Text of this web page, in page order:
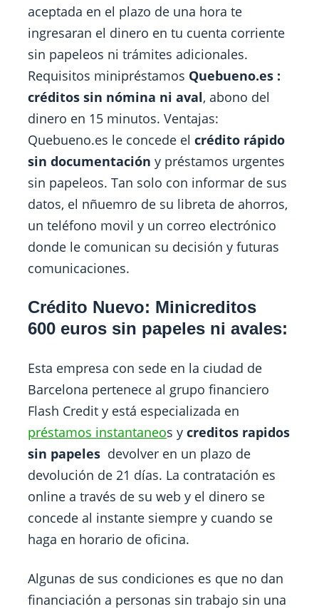
aceptada en el plazo de una hora te
ingresaran el dinero en tu cuenta corriente
sin papeleos ni trámites adicionales.
Requisitos minipréstamos Quebueno.es :
créditos sin nómina ni aval, abono del
dinero en 15 minutos. Ventajas:
Quebueno.es le concede elcrédito rápido
sin documentacióny préstamos urgentes
sin papeleos. Tan solo con informar de sus
datos, el nñuemro de su libreta de ahorros,
un teléfono movil y un correo electrónico
donde le comunican su decisión y futuras
comunicaciones.
Crédito Nuevo: Minicreditos
600 euros sin papeles ni avales:
Esta empresa con sede en la ciudad de
Barcelona pertenece al grupo financiero
Flash Credit y está especializada en
préstamos instantaneos ycreditos rapidos
sin papeles devolver en un plazo de
devolución de 21 días. La contratación es
online a través de su web y el dinero se
concede al instante siempre y cuando se
haga en horario de oficina.
Algunas de sus condiciones es que no dan
financiación a personas sin trabajo sin una